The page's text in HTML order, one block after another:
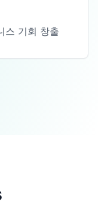
스 기회 창출